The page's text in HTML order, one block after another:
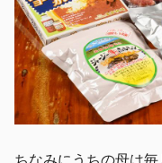
ちなみにうちの母は